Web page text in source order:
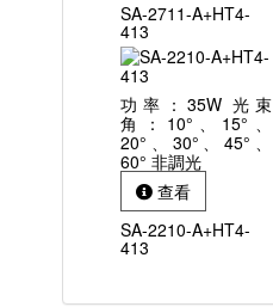
SA-2711-A+HT4-
413
功率：35W 光束
角：10°、15°、
20°、30°、45°、
60° 非調光
查看
SA-2210-A+HT4-
413